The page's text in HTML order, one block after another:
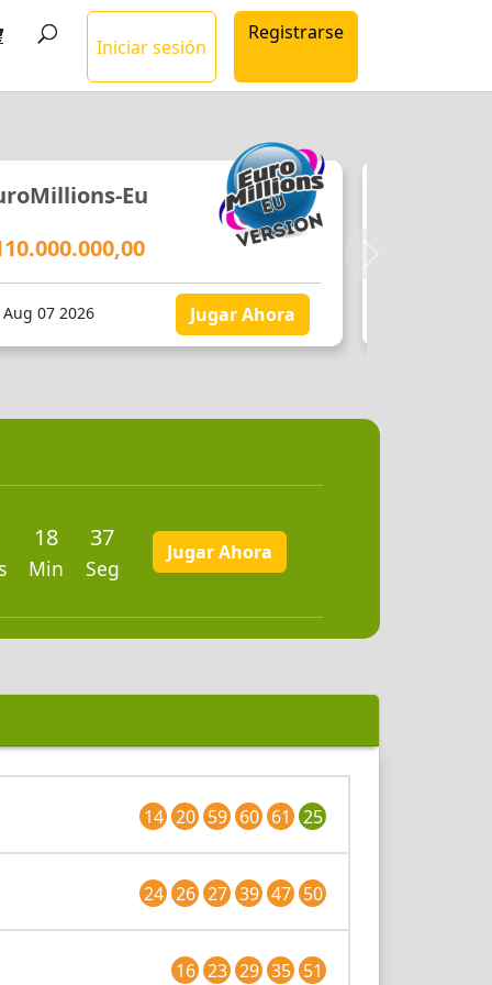
Iniciar sesión
Registrarse
Eu
Aug 07 2026 Jugar Ahora
18
Min
36
Seg
Jugar Ahora
14 20 59 60 61 25
24 26 27 39 47 50
16 23 29 35 51